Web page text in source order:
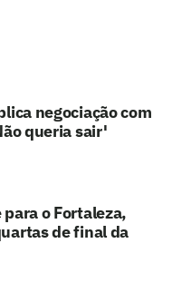
negociação com
queria sair'
o Fortaleza,
de final da